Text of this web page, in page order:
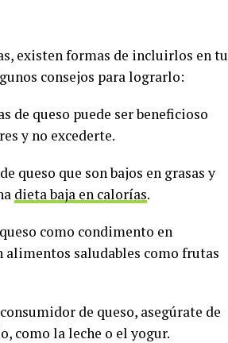
existen formas de incluirlos en tu
consejos para lograrlo:
de queso puede ser beneficioso
y no excederte.
queso que son bajos en grasas y
dieta baja en calorías.
como condimento en
alimentos saludables como frutas
de queso, asegúrate de
como la leche o el yogur.